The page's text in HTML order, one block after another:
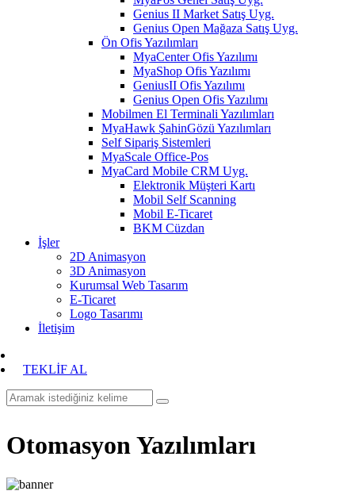
Genius II Market Satış Uyg.
Genius Open Mağaza Satış Uyg.
Ön Ofis Yazılımları
MyaCenter Ofis Yazılımı
MyaShop Ofis Yazılımı
GeniusII Ofis Yazılımı
Genius Open Ofis Yazılımı
Mobilmen El Terminali Yazılımları
MyaHawk ŞahinGözü Yazılımları
Self Sipariş Sistemleri
MyaScale Office-Pos
MyaCard Mobile CRM Uyg.
Elektronik Müşteri Kartı
Mobil Self Scanning
Mobil E-Ticaret
BKM Cüzdan
İşler
2D Animasyon
3D Animasyon
Kurumsal Web Tasarım
E-Ticaret
Logo Tasarımı
İletişim
TEKLİF AL
Otomasyon Yazılımları